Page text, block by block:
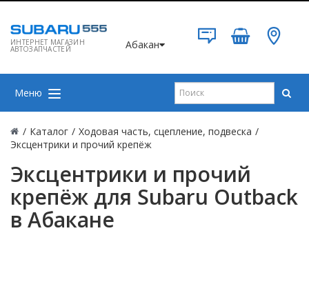
ИНТЕРНЕТ МАГАЗИН
АВТОЗАПЧАСТЕЙ Абакан
Меню
/ Каталог / Ходовая часть, сцепление, подвеска /
Эксцентрики и прочий крепёж
Эксцентрики и прочий
крепёж для Subaru Outback
в Абакане